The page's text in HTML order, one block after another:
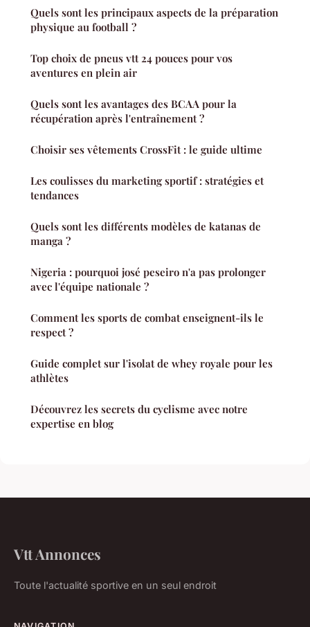
Quels sont les principaux aspects de la préparation
physique au football ?
Top choix de pneus vtt 24 pouces pour vos
aventures en plein air
Quels sont les avantages des BCAA pour la
récupération après l'entraînement ?
Choisir ses vêtements CrossFit : le guide ultime
Les coulisses du marketing sportif : stratégies et
tendances
Quels sont les différents modèles de katanas de
manga ?
Nigeria : pourquoi josé peseiro n'a pas prolonger
avec l'équipe nationale ?
Comment les sports de combat enseignent-ils le
respect ?
Guide complet sur l'isolat de whey royale pour les
athlètes
Découvrez les secrets du cyclisme avec notre
expertise en blog
Vtt Annonces
Toute l'actualité sportive en un seul endroit